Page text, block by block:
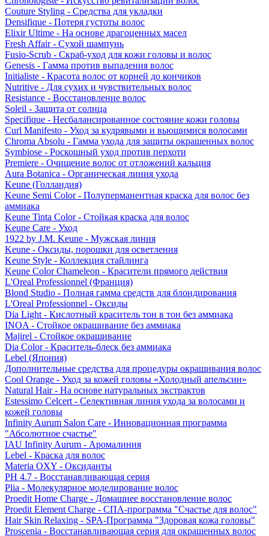
Couture Styling - Средства для укладки
Densifique - Потеря густоты волос
Elixir Ultime - На основе драгоценных масел
Fresh Affair - Сухой шампунь
Fusio-Scrub - Скраб-уход для кожи головы и волос
Genesis - Гамма против выпадения волос
Initialiste - Красота волос от корней до кончиков
Nutritive - Для сухих и чувствительных волос
Resistance - Восстановление волос
Soleil - Защита от солнца
Specifique - Несбалансированное состояние кожи головы
Curl Manifesto - Уход за кудрявыми и вьющимися волосами
Chroma Absolu - Гамма ухода для защиты окрашенных волос
Symbiose - Роскошный уход против перхоти
Premiere - Очищение волос от отложений кальция
Aura Botanica - Органическая линия ухода
Keune (Голландия)
Keune Semi Color - Полуперманентная краска для волос без
аммиака
Keune Tinta Color - Стойкая краска для волос
Keune Care - Уход
1922 by J.M. Keune - Мужская линия
Keune - Оксиды, порошки для осветления
Keune Style - Коллекция стайлинга
Keune Color Chameleon - Красители прямого действия
L'Oreal Professionnel (Франция)
Blond Studio - Полная гамма средств для блондирования
L'Oreal Professionnel - Оксиды
Dia Light - Кислотный краситель тон в тон без аммиака
INOA - Стойкое окрашивание без аммиака
Majirel - Стойкое окрашивание
Dia Color - Краситель-блеск без аммиака
Lebel (Япония)
Дополнительные средства для процедуры окрашивания волос
Cool Orange - Уход за кожей головы «Холодный апельсин»
Natural Hair - На основе натуральных экстрактов
Estessimo Celcert - Селективная линия ухода за волосами и
кожей головы
Infinity Aurum Salon Care - Инновационная программа
"Абсолютное счастье"
IAU Infinity Aurum - Аромалиния
Lebel - Краска для волос
Materia OXY - Оксиданты
PH 4.7 - Восстанавливающая серия
Plia - Молекулярное моделирование волос
Proedit Home Charge - Домашнее восстановление волос
Proedit Element Charge - СПА-программа "Счастье для волос"
Hair Skin Relaxing - SPA-Программа "Здоровая кожа головы"
Proscenia - Восстанавливающая серия для окрашенных волос